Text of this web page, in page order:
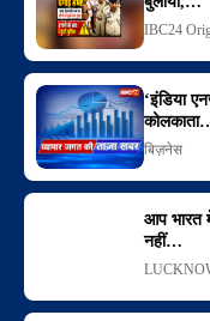
IBC24
‘इंडिया
बिज़नेस
आप भारत
नहीं…